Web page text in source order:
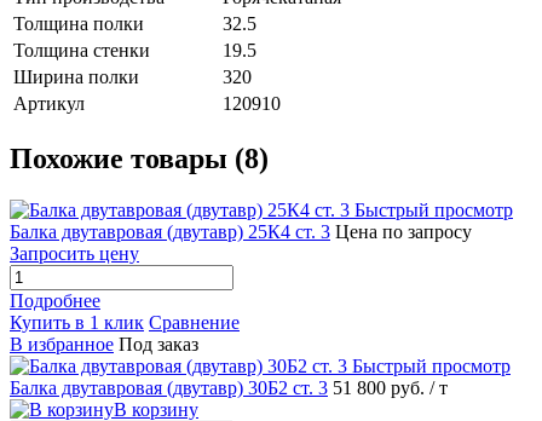
Толщина полки
32.5
Толщина стенки
19.5
Ширина полки
320
Артикул
120910
Похожие товары (8)
Быстрый просмотр
Балка двутавровая (двутавр) 25К4 ст. 3 Цена по запросу
Запросить цену
Подробнее
Купить в 1 клик Сравнение
В избранное Под заказ
Быстрый просмотр
Балка двутавровая (двутавр) 30Б2 ст. 3 51 800 руб. / т
В корзину